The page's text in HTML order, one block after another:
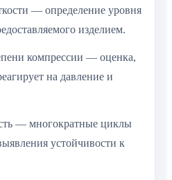
— определение уровня
изделием.
компрессии — оценка,
на давление и
— многократные циклы
устойчивости к